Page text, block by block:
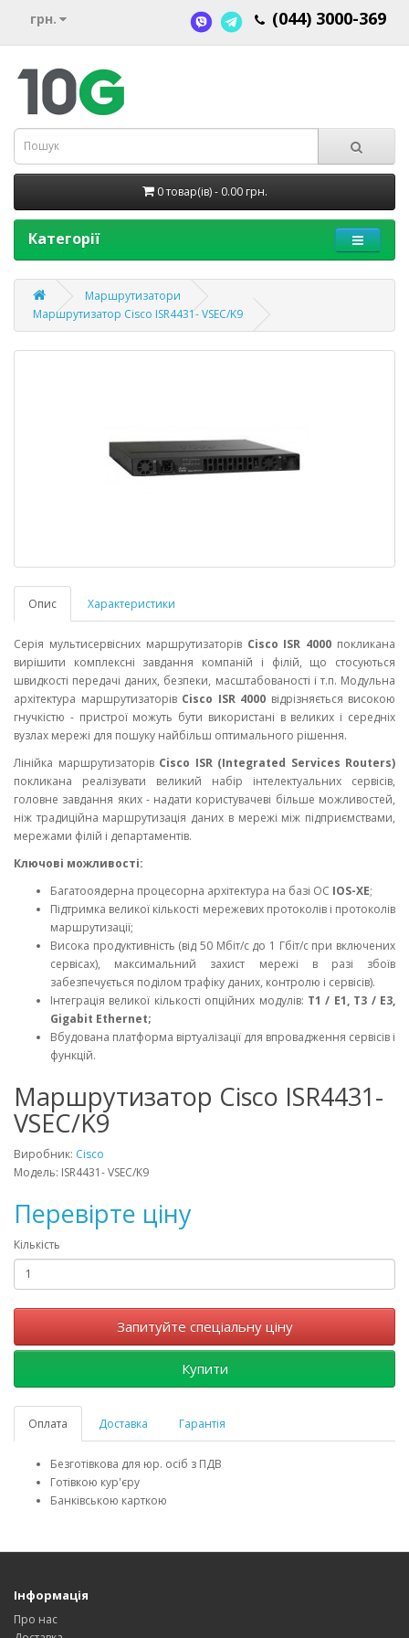
грн. (044) 3000-369
0 товар(ів) - 0.00 грн.
Категорії
Маршрутизатори
Маршрутизатор Cisco ISR4431- VSEC/K9
Опис Характеристики
Серія мультисервісних маршрутизаторів Cisco ISR 4000 покликана
вирішити комплексні завдання компаній і філій, що стосуються
швидкості передачі даних, безпеки, масштабованості і т.п. Модульна
архітектура маршрутизаторів Cisco ISR 4000 відрізняється високою
гнучкістю - пристрої можуть бути використані в великих і середніх
вузлах мережі для пошуку найбільш оптимального рішення.
Лінійка маршрутизаторів Cisco ISR (Integrated Services Routers)
покликана реалізувати великий набір інтелектуальних сервісів,
головне завдання яких - надати користувачеві більше можливостей,
ніж традиційна маршрутизація даних в мережі між підприємствами,
мережами філій і департаментів.
Ключові можливості:
Багатооядерна процесорна архітектура на базі ОС IOS-XE;
Підтримка великої кількості мережевих протоколів і протоколів
маршрутизації;
Висока продуктивність (від 50 Мбіт/с до 1 Гбіт/с при включених
сервісах), максимальний захист мережі в разі збоїв
забезпечується поділом трафіку даних, контролю і сервісів).
Інтеграція великої кількості опційних модулів: T1 / E1, T3 / E3,
Gigabit Ethernet;
Вбудована платформа віртуалізації для впровадження сервісів і
функцій.
Маршрутизатор Cisco ISR4431-
VSEC/K9
Виробник: Cisco
Модель: ISR4431- VSEC/K9
Перевірте ціну
Кількість
Запитуйте спеціальну ціну
Купити
Оплата Доставка Гарантія
Безготівкова для юр. осіб з ПДВ
Готівкою кур'єру
Банківською карткою
Інформація
Про нас